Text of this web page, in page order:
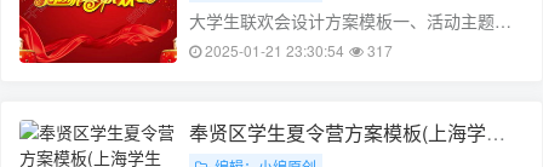
大学生联欢会设计方案模板一、活动主题大
学生联欢会主题：团结、协作、创新、共享
提高创新能力3. 加强大学生之间的交流，共
同分享学习成果三、……
2025-01-21 23:30:54 317
奉贤区学生夏令营方案模板(上海学生
夏令营)